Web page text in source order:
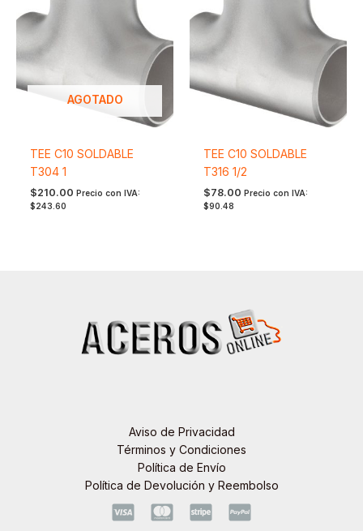
AGOTADO
TEE C10 SOLDABLE
T304 1
$210.00 Precio con IVA:
$243.60
TEE C10 SOLDABLE
T316 1/2
$78.00 Precio con IVA:
$90.48
Aviso de Privacidad
Términos y Condiciones
Política de Envío
Política de Devolución y Reembolso